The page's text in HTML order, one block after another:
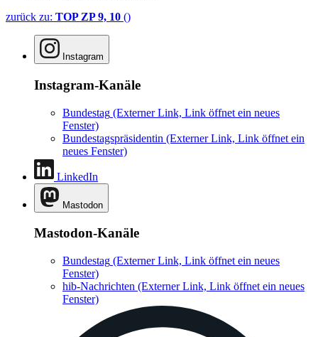
zurück zu: TOP ZP 9, 10 ()
Instagram
Instagram-Kanäle
Bundestag (Externer Link, Link öffnet ein neues
Fenster)
Bundestagspräsidentin (Externer Link, Link öffnet ein
neues Fenster)
LinkedIn
Mastodon
Mastodon-Kanäle
Bundestag (Externer Link, Link öffnet ein neues
Fenster)
hib-Nachrichten (Externer Link, Link öffnet ein neues
Fenster)